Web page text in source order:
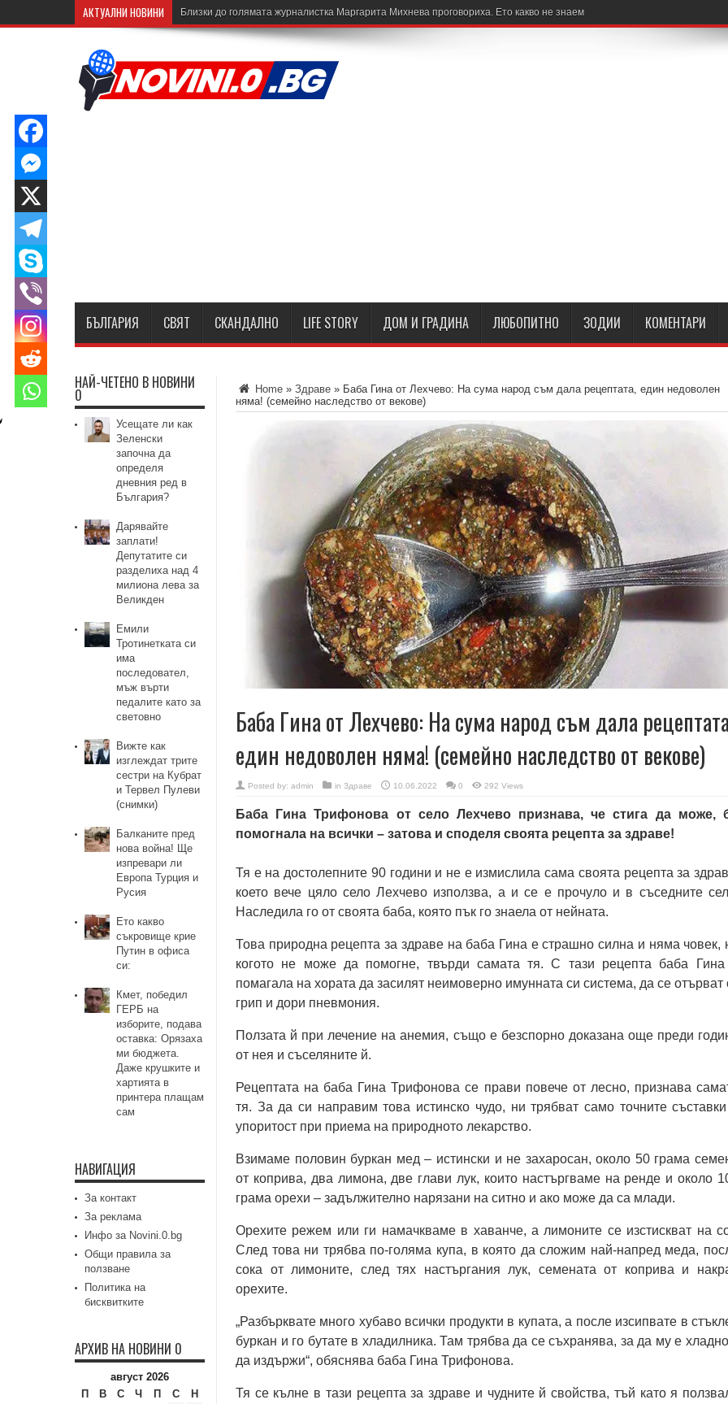
АКТУАЛНИ НОВИНИ Близки до голямата журналистка Маргарита Михнева проговориха. Ето какво не знаем
БЪЛГАРИЯ СВЯТ СКАНДАЛНО LIFE STORY ДОМ И ГРАДИНА ЛЮБОПИТНО ЗОДИИ КОМЕНТАРИ
Home » Здраве » Баба Гина от Лехчево: На сума народ съм дала рецептата, един недоволен
няма! (семейно наследство от векове)
Баба Гина от Лехчево: На сума народ съм дала
един недоволен няма! (семейно наследство от векове)
Posted by: admin in Здраве 10.06.2022 0 292 Views
Баба Гина Трифонова от село Лехчево признава, че стига да може,
помогнала на всички – затова и споделя своята рецепта за здраве!
Тя е на достолепните 90 години и не е измислила сама своята рецепта за
което вече цяло село Лехчево използва, а и се е прочуло и в съседните
Наследила го от своята баба, която пък го знаела от нейната.
Това природна рецепта за здраве на баба Гина е страшно силна и няма човек,
когото не може да помогне, твърди самата тя. С тази рецепта баба
помагала на хората да засилят неимоверно имунната си система, да се отърват
грип и дори пневмония.
Ползата й при лечение на анемия, също е безспорно доказана още преди
от нея и съселяните й.
Рецептата на баба Гина Трифонова се прави повече от лесно, признава
тя. За да си направим това истинско чудо, ни трябват само точните
упоритост при приема на природното лекарство.
Взимаме половин буркан мед – истински и не захаросан, около 50 грама
от коприва, два лимона, две глави лук, които настъргваме на ренде и около
грама орехи – задължително нарязани на ситно и ако може да са млади.
Орехите режем или ги намачкваме в хаванче, а лимоните се изстискват на
След това ни трябва по-голяма купа, в която да сложим най-напред меда,
сока от лимоните, след тях настъргания лук, семената от коприва и
орехите.
„Разбърквате много хубаво всички продукти в купата, а после изсипвате в
буркан и го бутате в хладилника. Там трябва да се съхранява, за да му е
да издържи“, обяснява баба Гина Трифонова.
Тя се кълне в тази рецепта за здраве и чудните й свойства, тъй като я
НАЙ-ЧЕТЕНО В НОВИНИ
0
Усещате ли как
Зеленски
започна да
определя
дневния ред в
България?
Дарявайте
заплати!
Депутатите си
разделиха над 4
милиона лева за
Великден
Емили
Тротинетката си
има
последовател,
мъж върти
педалите като за
световно
Вижте как
изглеждат трите
сестри на Кубрат
и Тервел Пулеви
(снимки)
Балканите пред
нова война! Ще
изпревари ли
Европа Турция и
Русия
Ето какво
съкровище крие
Путин в офиса
си:
Кмет, победил
ГЕРБ на
изборите, подава
оставка: Орязаха
ми бюджета.
Даже крушките и
хартията в
принтера плащам
сам
НАВИГАЦИЯ
За контакт
За реклама
Инфо за Novini.0.bg
Общи правила за
ползване
Политика на
бисквитките
АРХИВ НА НОВИНИ 0
август 2026
П
В С Ч П С
Н